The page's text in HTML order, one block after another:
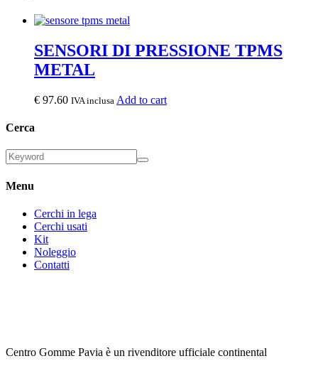
SENSORI DI PRESSIONE TPMS
METAL
€ 97.60 IVA inclusa Add to cart
Cerca
Menu
Cerchi in lega
Cerchi usati
Kit
Noleggio
Contatti
Centro Gomme Pavia è un rivenditore ufficiale continental